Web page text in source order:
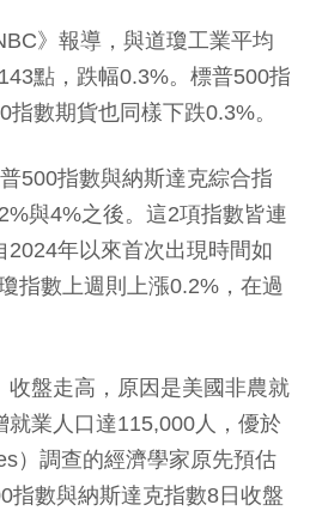
》報導，與道瓊工業平均
點，跌幅0.3%。標普500指
數期貨也同樣下跌0.3%。
500指數與納斯達克綜合指
與4%之後。這2項指數皆連
2024年以來首次出現時間如
指數上週則上漲0.2%，在過
收盤走高，原因是美國非農就
就業人口達115,000人，優於
）調查的經濟學家原先預估
指數與納斯達克指數8日收盤